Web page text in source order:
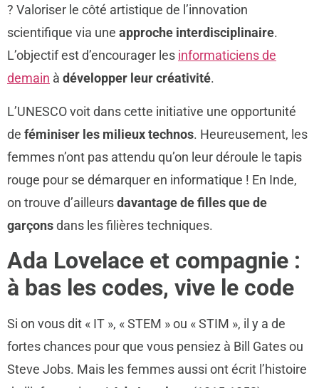
? Valoriser le côté artistique de l’innovation
scientifique via une approche interdisciplinaire.
L’objectif est d’encourager les informaticiens de
demain à développer leur créativité.
L’UNESCO voit dans cette initiative une opportunité
de féminiser les milieux technos. Heureusement, les
femmes n’ont pas attendu qu’on leur déroule le tapis
rouge pour se démarquer en informatique ! En Inde,
on trouve d’ailleursdavantage de filles que de
garçonsdans les filières techniques.
Ada Lovelace et compagnie :
à bas les codes, vive le code
Si on vous dit « IT », « STEM » ou « STIM », il y a de
fortes chances pour que vous pensiez à Bill Gates ou
Steve Jobs. Mais les femmes aussi ont écrit l’histoire